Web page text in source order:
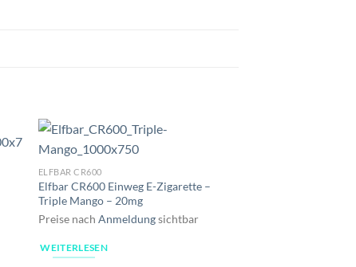
ELFBAR CR600
Elfbar CR600 Einweg E-Zigarette –
Triple Mango – 20mg
Preise nach Anmeldungsichtbar
WEITERLESEN